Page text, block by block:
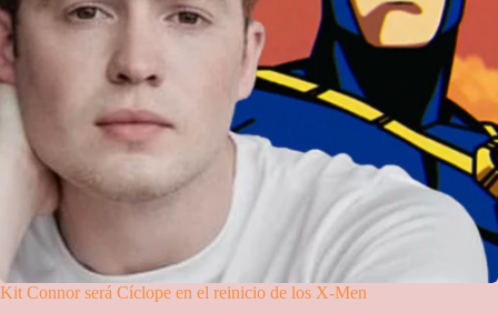
Kit Connor será Cíclope en el reinicio de los X-Men